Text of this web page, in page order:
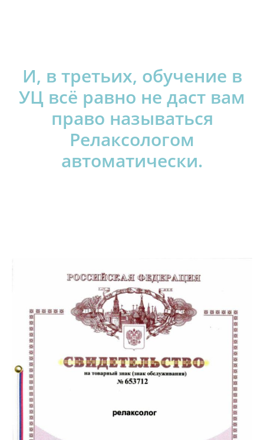
И, в третьих, обучение в
УЦ всё равно не даст вам
право называться
Релаксологом
автоматически.